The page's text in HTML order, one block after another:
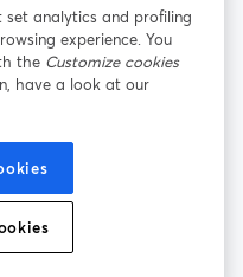
LinkedIn
新しいタブで開く
フォーム利用規約
クッキーポリシー
set analytics and profiling
experience. You
the Customize cookies
have a look at our